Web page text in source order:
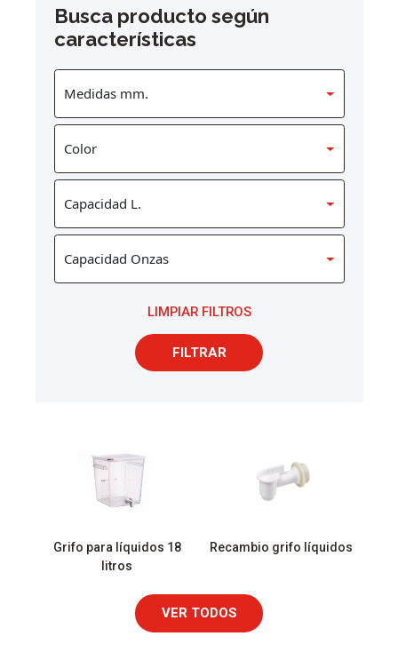
Busca producto según
características
LIMPIAR FILTROS
FILTRAR
Grifo para líquidos 18
litros
Recambio grifo líquidos
VER TODOS